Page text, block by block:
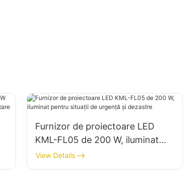
Furnizor de proiectoare LED
KML-FL05 de 200 W, iluminat
pentru situații de urgență și
dezastre
View Details